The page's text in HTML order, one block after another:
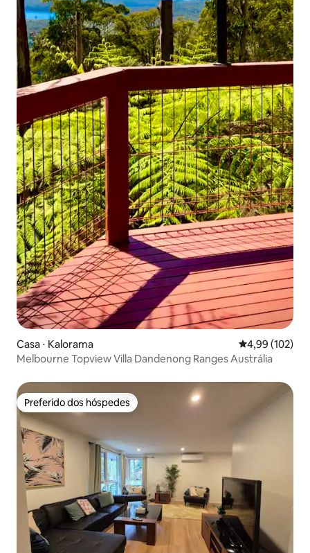
Casa ⋅ Kalorama 4,99 de uma
4,99 (102)
Melbourne Topview Villa Dandenong Ranges Austrália
Preferido dos hóspedes
Preferido dos hóspedes